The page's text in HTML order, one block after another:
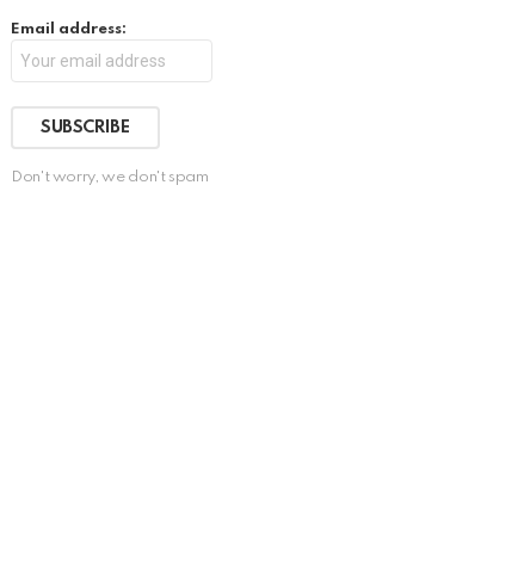
Email address:
Don't worry, we don't spam